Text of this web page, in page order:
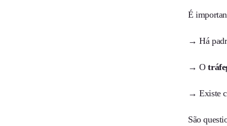
É
→ Há
→ O
→ Existe
São